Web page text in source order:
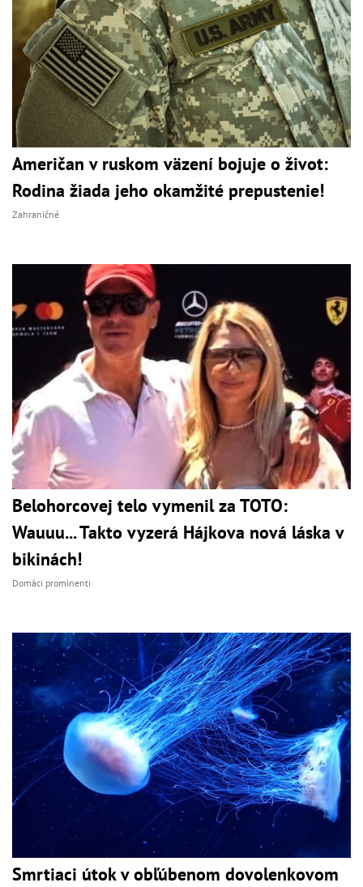
Američan v ruskom väzení bojuje o život:
Rodina žiada jeho okamžité prepustenie!
Zahraničné
Belohorcovej telo vymenil za TOTO:
Wauuu... Takto vyzerá Hájkova nová láska v
bikinách!
Domáci prominenti
Smrtiaci útok v obľúbenom dovolenkovom